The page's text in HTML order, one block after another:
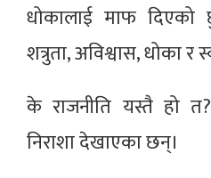
धोकालाई माफ दिएको
शत्रुता, अविश्वास, धोका र
के राजनीति यस्तै हो
निराशा देखाएका छन्।